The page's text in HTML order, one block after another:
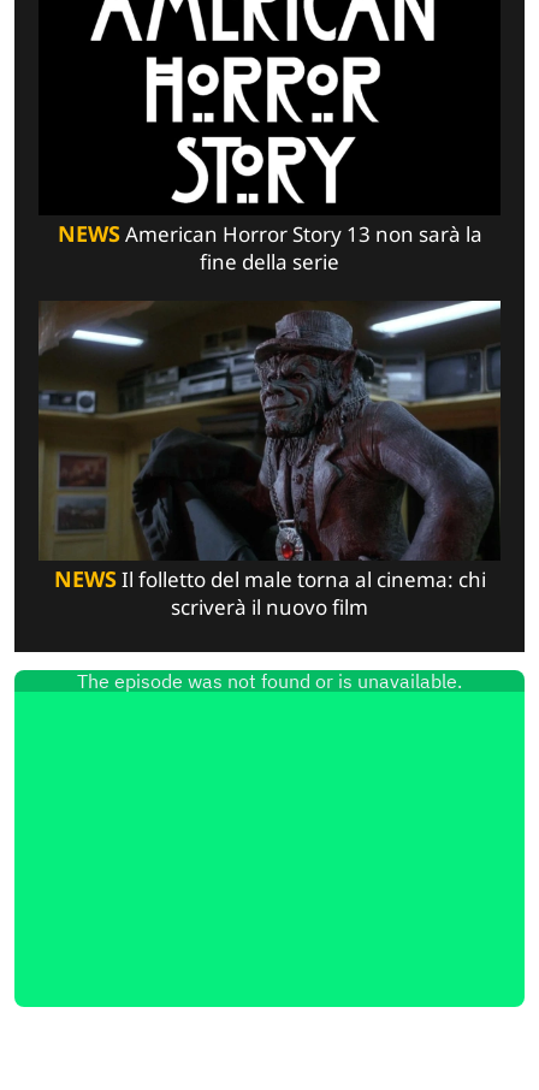
NEWSAmerican Horror Story 13 non sarà la
fine della serie
NEWSIl folletto del male torna al cinema: chi
scriverà il nuovo film